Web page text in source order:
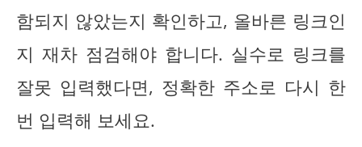
함되지 않았는지 확인하고, 올바른 링크인
지 재차 점검해야 합니다. 실수로 링크를
잘못 입력했다면, 정확한 주소로 다시 한
번 입력해 보세요.